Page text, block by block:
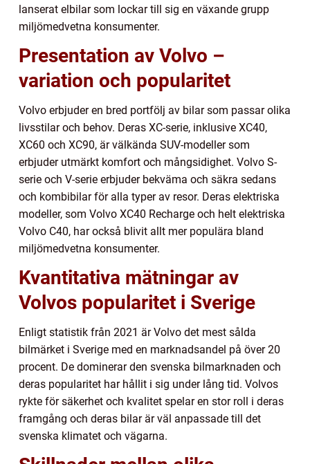
lanserat elbilar som lockar till sig en växande grupp
miljömedvetna konsumenter.
Presentation av Volvo –
variation och popularitet
Volvo erbjuder en bred portfölj av bilar som passar olika
livsstilar och behov. Deras XC-serie, inklusive XC40,
XC60 och XC90, är välkända SUV-modeller som
erbjuder utmärkt komfort och mångsidighet. Volvo S-
serie och V-serie erbjuder bekväma och säkra sedans
och kombibilar för alla typer av resor. Deras elektriska
modeller, som Volvo XC40 Recharge och helt elektriska
Volvo C40, har också blivit allt mer populära bland
miljömedvetna konsumenter.
Kvantitativa mätningar av
Volvos popularitet i Sverige
Enligt statistik från 2021 är Volvo det mest sålda
bilmärket i Sverige med en marknadsandel på över 20
procent. De dominerar den svenska bilmarknaden och
deras popularitet har hållit i sig under lång tid. Volvos
rykte för säkerhet och kvalitet spelar en stor roll i deras
framgång och deras bilar är väl anpassade till det
svenska klimatet och vägarna.